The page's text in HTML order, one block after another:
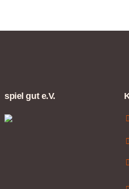
spiel gut e.V.